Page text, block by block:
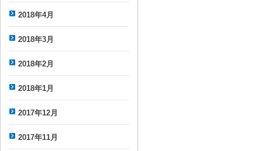
2018年4月
2018年3月
2018年2月
2018年1月
2017年12月
2017年11月